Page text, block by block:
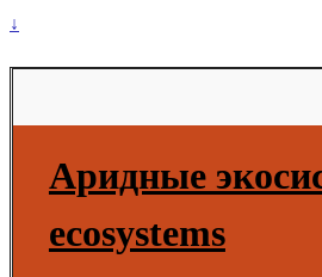
↓
Аридные
ecosystems